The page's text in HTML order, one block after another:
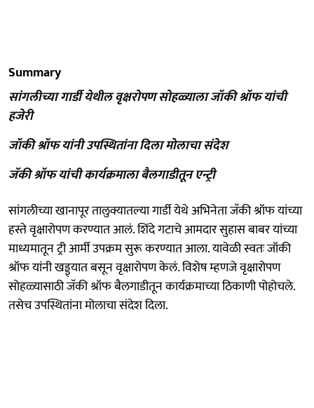
Summary
सांगलीच्या गार्डी येथील वृक्षरोपण सोहळ्याला जॉकी श्रॉफ यांची
हजेरी
जॉकी श्रॉफ यांनी उपस्थितांना दिला मोलाचा संदेश
जॅकी श्रॉफ यांची कार्यक्रमाला बैलगाडीतून एन्ट्री
सांगलीच्या खानापूर तालुक्यातल्या गार्डी येथे अभिनेता जॅकी श्रॉफ यांच्या
हस्ते वृक्षारोपण करण्यात आलं. शिंदे गटाचे आमदार सुहास बाबर यांच्या
माध्यमातून ट्री आर्मी उपक्रम सुरू करण्यात आला. यावेळी स्वतः जॉकी
श्रॉफ यांनी खड्ड्यात बसून वृक्षारोपण केलं. विशेष म्हणजे वृक्षारोपण
सोहळ्यासाठी जॅकी श्रॉफ बैलगाडीतून कार्यक्रमाच्या ठिकाणी पोहोचले.
तसेच उपस्थितांना मोलाचा संदेश दिला.